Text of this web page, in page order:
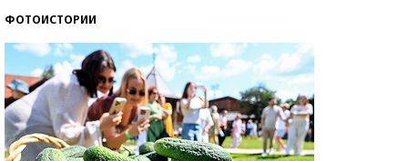
ФОТОИСТОРИИ